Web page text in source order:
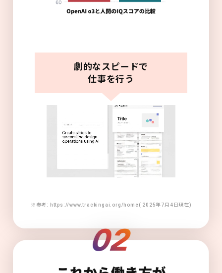
劇的なスピードで
仕事を行う
※参考: https://www.trackingai.org/home( 2025年7月4日現在)